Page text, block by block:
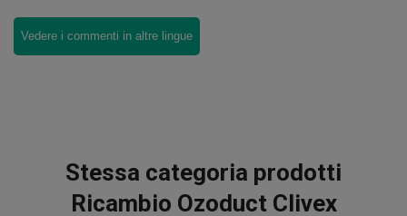
Vedere i commenti in altre lingue
Stessa categoria prodotti
Ricambio Ozoduct Clivex